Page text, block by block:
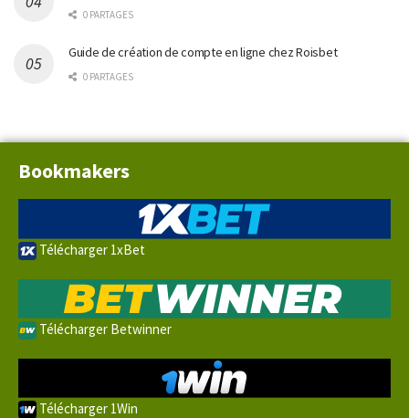
0 PARTAGES
Guide de création de compte en ligne chez Roisbet
0 PARTAGES
Bookmakers
Télécharger 1xBet
Télécharger Betwinner
Télécharger 1Win